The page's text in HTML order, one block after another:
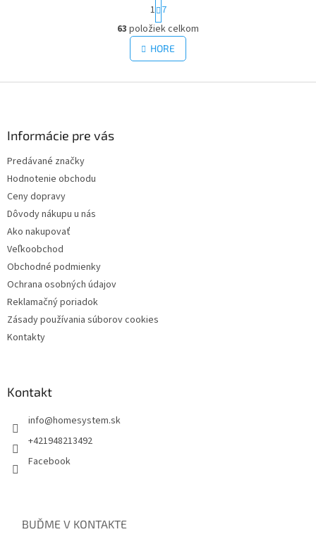
O
v
l
t
r
á
n
k
v
1 7
63 položiek celkom
HORE
Informácie pre vás
Predávané značky
Hodnotenie obchodu
Ceny dopravy
Dôvody nákupu u nás
Ako nakupovať
Veľkoobchod
Obchodné podmienky
Ochrana osobných údajov
Reklamačný poriadok
Zásady používania súborov cookies
Kontakty
Kontakt
info@homesystem.sk
+421948213492
Facebook
BUĎME V KONTAKTE